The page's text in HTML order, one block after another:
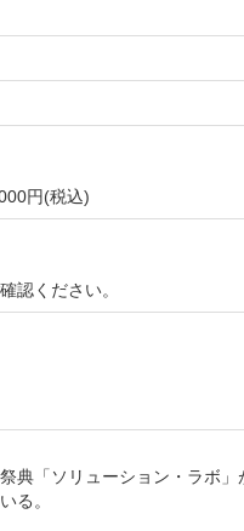
円(税込)
認ください。
典「ソリューション・ラボ」
る。